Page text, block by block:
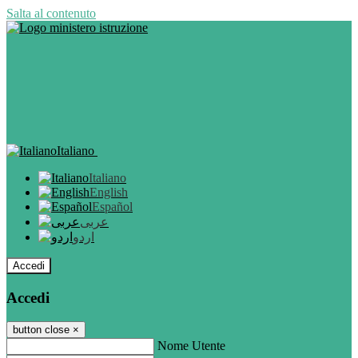
Salta al contenuto
Italiano
Italiano
English
Español
عربى
اردو
Accedi
Accedi
button close ×
Nome Utente